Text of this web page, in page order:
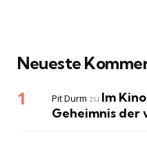
Neueste
Pit Durm zu Im
Geheimnis der